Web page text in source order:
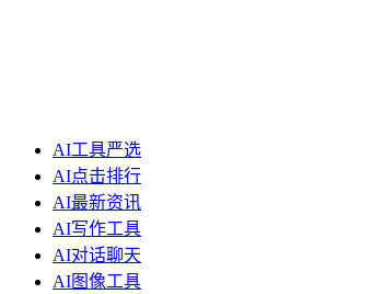
AI工具严选
AI点击排行
AI最新资讯
AI写作工具
AI对话聊天
AI图像工具